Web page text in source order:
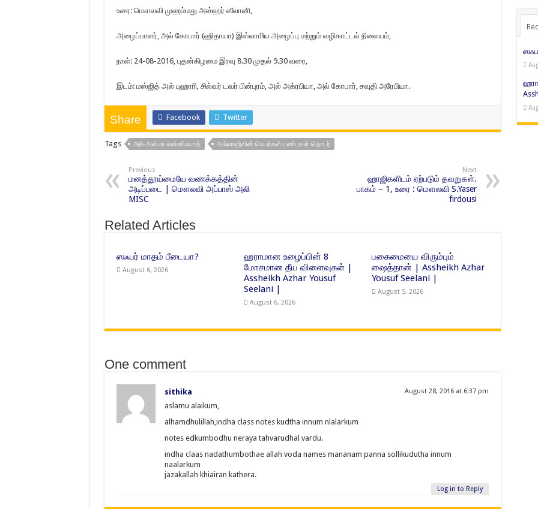
உரை: மௌலவி முஹம்மது அஸ்ஹர் ஸீலானி,
அழைப்பாளர், அல் கோபார் (ஹிதாயா) இஸ்லாமிய அழைப்பு மற்றும் வழிகாட்டல் நிலையம்,
நாள்: 24-08-2016, புதன்கிழமை இரவு 8.30 முதல் 9.30 வரை,
இடம்: மஸ்ஜித் அல் புஹாரி, சில்வர் டவர் பின்புரம், அல் அக்ரபியா, அல் கோபார், சவுதி அரேபியா.
Share Facebook Twitter
Tags அல்-அஸ்மா வஸ்ஸிஃபாத் அல்லாஹ்வின் பெயர்கள் பண்புகள் தொடர்
Previous
மனத்தூய்மையே வணக்கத்தின்
அடிப்படை | மௌலவி அப்பாஸ் அலி
MISC
Next
ஹாஜிகளிடம் ஏற்படும் தவறுகள்.
பாகம் – 1, உரை : மௌலவி S.Yaser
firdousi
Related Articles
ஸஃபர் மாதம் பீடையா?
August 6, 2026
ஹராமான உழைப்பின் 8
மோசமான தீய விளைவுகள் |
Assheikh Azhar Yousuf
Seelani |
August 6, 2026
பகைமையை விரும்பும்
ஷைத்தான் | Assheikh Azhar
Yousuf Seelani |
August 5, 2026
One comment
sithika August 28, 2016 at 6:37 pm
aslamu alaikum,
alhamdhulillah,indha class notes kudtha innum nlalarkum
notes edkumbodhu neraya tahvarudhal vardu.
indha claas nadathumbothae allah voda names mananam panna sollikudutha innum
naalarkum
jazakallah khiairan kathera.
Log in to Reply